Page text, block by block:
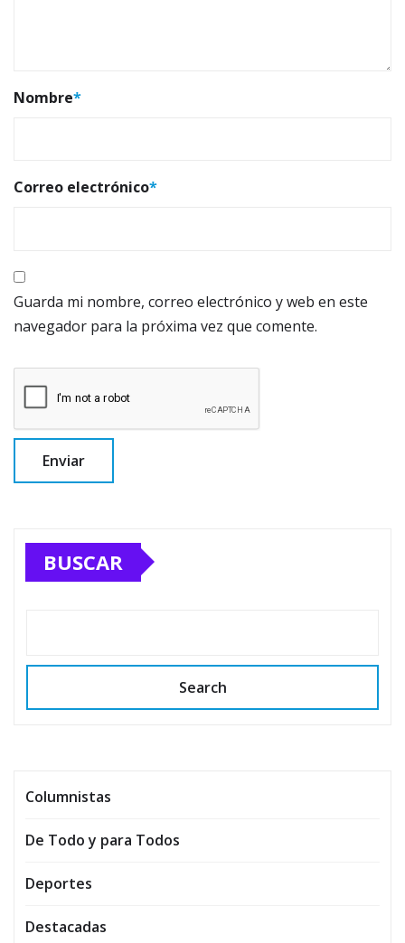
Nombre*
Correo electrónico*
Guarda mi nombre, correo electrónico y web en este
navegador para la próxima vez que comente.
BUSCAR
Search
Columnistas
De Todo y para Todos
Deportes
Destacadas